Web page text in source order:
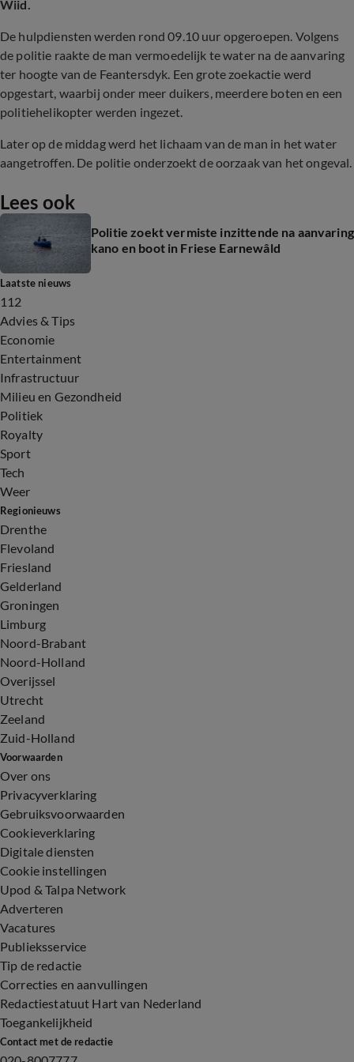
Wiid.
De hulpdiensten werden rond 09.10 uur opgeroepen. Volgens
de politie raakte de man vermoedelijk te water na de aanvaring
ter hoogte van de Feantersdyk. Een grote zoekactie werd
opgestart, waarbij onder meer duikers, meerdere boten en een
politiehelikopter werden ingezet.
Later op de middag werd het lichaam van de man in het water
aangetroffen. De politie onderzoekt de oorzaak van het ongeval.
Lees ook
Politie zoekt vermiste inzittende na aanvaring
kano en boot in Friese Earnewâld
Laatste nieuws
112
Advies & Tips
Economie
Entertainment
Infrastructuur
Milieu en Gezondheid
Politiek
Royalty
Sport
Tech
Weer
Regionieuws
Drenthe
Flevoland
Friesland
Gelderland
Groningen
Limburg
Noord-Brabant
Noord-Holland
Overijssel
Utrecht
Zeeland
Zuid-Holland
Voorwaarden
Over ons
Privacyverklaring
Gebruiksvoorwaarden
Cookieverklaring
Digitale diensten
Cookie instellingen
Upod & Talpa Network
Adverteren
Vacatures
Publieksservice
Tip de redactie
Correcties en aanvullingen
Redactiestatuut Hart van Nederland
Toegankelijkheid
Contact met de redactie